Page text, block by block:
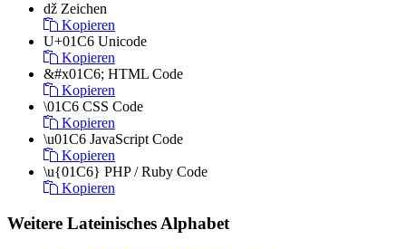
ǆ Zeichen
Kopieren
U+01C6 Unicode
Kopieren
&#x01C6; HTML Code
Kopieren
\01C6 CSS Code
Kopieren
\u01C6 JavaScript Code
Kopieren
\u{01C6} PHP / Ruby Code
Kopieren
Weitere Lateinisches Alphabet